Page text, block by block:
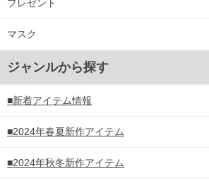
プレゼント
マスク
ジャンルから探す
■新着アイテム情報
■2024年春夏新作アイテム
■2024年秋冬新作アイテム